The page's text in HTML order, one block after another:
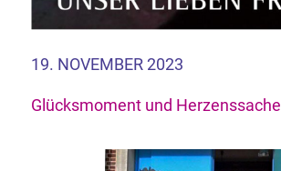
19. NOVEMBER 2023
Glücksmoment und Herzenssache